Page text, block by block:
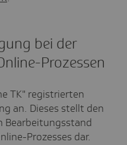
bei der
Prozessen
TK" registrierten
an. Dieses stellt den
Bearbeitungsstand
Prozesses dar.